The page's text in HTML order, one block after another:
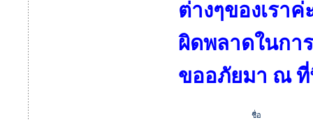
ต่างๆของเราค่
ผิดพลาดในกา
ขออภัยมา ณ
ชื่อ